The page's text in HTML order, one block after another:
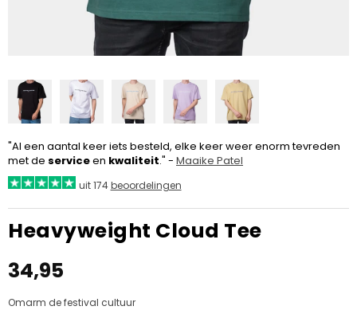
"Al een aantal keer iets besteld, elke keer weer enorm tevreden
met de serviceen kwaliteit." - Maaike Patel
uit 174beoordelingen
Heavyweight Cloud Tee
Normale
34,95
Omarm de festival cultuur